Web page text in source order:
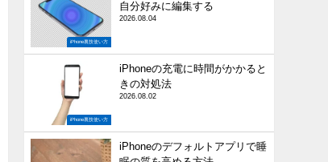
iPhone裏技使い方
自分好みに編集する
2026.08.04
iPhone裏技使い方
iPhoneの充電に時間がかかると
きの対処法
2026.08.02
iPhoneのデフォルトアプリで睡